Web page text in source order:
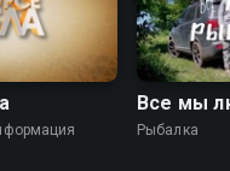
Все мы
Рыбалка